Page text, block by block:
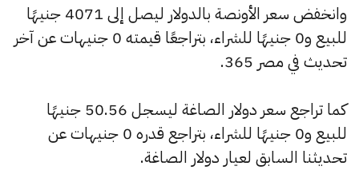
وانخفض سعر الأونصة بالدولار ليصل إلى 4071 جنيهًا
للبيع و0 جنيهًا للشراء، بتراجعًا قيمته 0 جنيهات عن آخر
تحديث في مصر 365.
كما تراجع سعر دولار الصاغة ليسجل 50.56 جنيهًا
للبيع و0 جنيهًا للشراء، بتراجع قدره 0 جنيهات عن
تحديثنا السابق لعيار دولار الصاغة.